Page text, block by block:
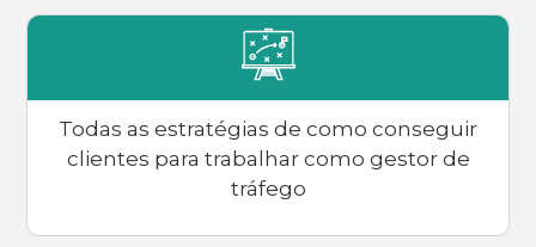
Todas as estratégias de como conseguir
clientes para trabalhar como gestor de
tráfego